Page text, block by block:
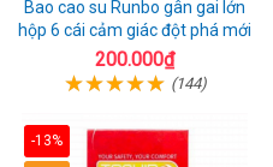
Bao cao su Runbo gân gai lớn
hộp 6 cái cảm giác đột phá mới
200.000₫
(144)
-13%